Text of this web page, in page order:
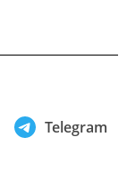
Telegram